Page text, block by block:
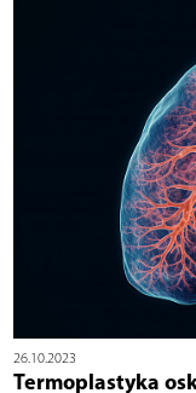
26.10.2023
Termoplastyka